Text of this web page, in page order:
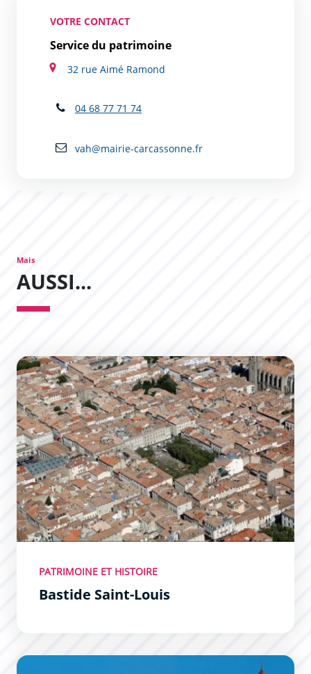
VOTRE CONTACT
Service du patrimoine
32 rue Aimé Ramond
04 68 77 71 74
vah@mairie-carcassonne.fr
Mais
AUSSI...
Bastide Saint-Louis
PATRIMOINE ET HISTOIRE
Bastide Saint-Louis
La Cité Médiévale